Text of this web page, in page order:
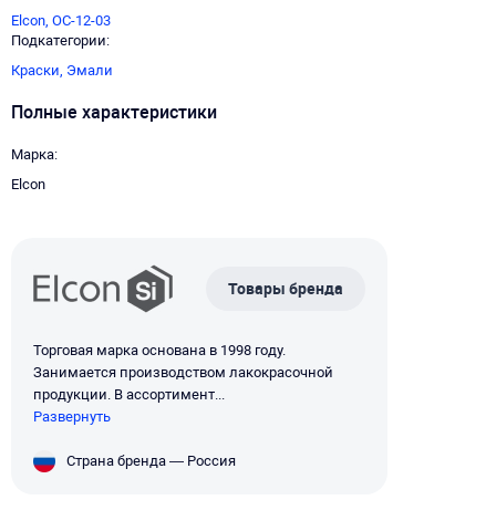
Elcon, ОС-12-03
Подкатегории
Краски, Эмали
Полные характеристики
Марка
Elcon
Товары бренда
Торговая марка основана в 1998 году.
Занимается производством лакокрасочной
продукции. В ассортимент...
Развернуть
Страна бренда — Россия